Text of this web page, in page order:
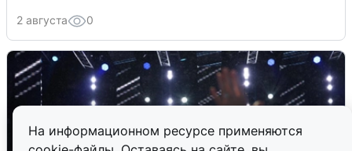
На информационном ресурсе применяются
2 августа 0